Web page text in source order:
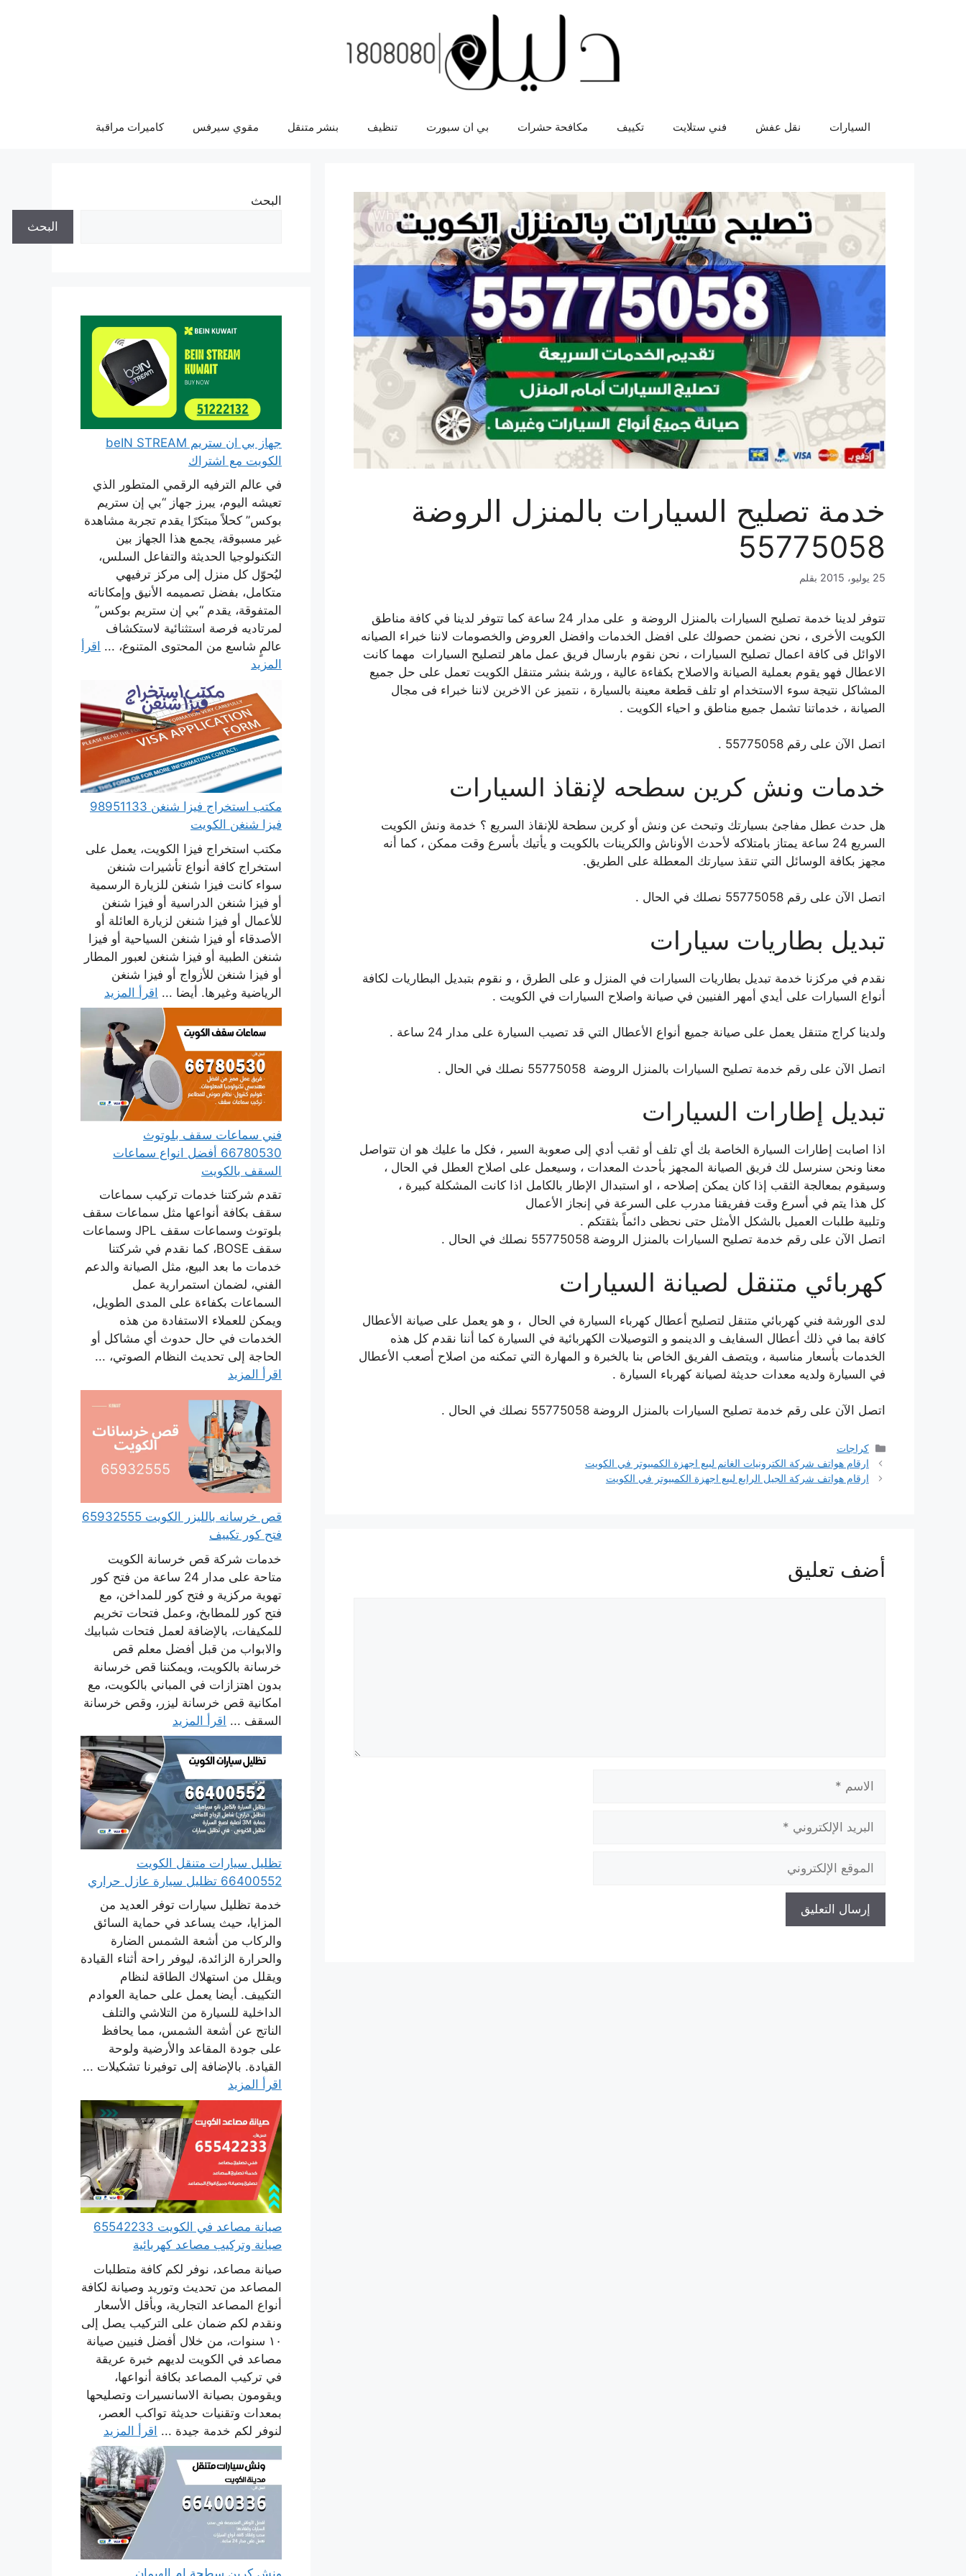
السيارات نقل عفش فني ستلايت تكييف مكافحة حشرات بي ان سبورت تنظيف بنشر متنقل مقوي سيرفس كاميرات مراقبة
خدمة تصليح السيارات بالمنزل الروضة
55775058
25 يوليو، 2015 بقلم
تتوفر لدينا خدمة تصليح السيارات بالمنزل الروضة و على مدار 24 ساعة كما تتوفر لدينا في كافة مناطق
الكويت الأخرى ، نحن نضمن حصولك على افضل الخدمات وافضل العروض والخصومات لاننا خبراء الصيانه
الاوائل فى كافة اعمال تصليح السيارات ، نحن نقوم بارسال فريق عمل ماهر لتصليح السيارات مهما كانت
الاعطال فهو يقوم بعملية الصيانة والاصلاح بكفاءة عالية ، ورشة بنشر متنقل الكويت تعمل على حل جميع
المشاكل نتيجة سوء الاستخدام او تلف قطعة معينة بالسيارة ، نتميز عن الاخرين لاننا خبراء فى مجال
الصيانة ، خدماتنا تشمل جميع مناطق و احياء الكويت .
اتصل الآن على رقم 55775058 .
خدمات ونش كرين سطحه لإنقاذ السيارات
هل حدث عطل مفاجئ بسيارتك وتبحث عن ونش أو كرين سطحة للإنقاذ السريع ؟ خدمة ونش الكويت
السريع 24 ساعة يمتاز بامتلاكه لأحدث الأوناش والكرينات بالكويت و يأتيك بأسرع وقت ممكن ، كما أنه
مجهز بكافة الوسائل التي تنقذ سيارتك المعطلة على الطريق.
اتصل الآن على رقم 55775058 نصلك في الحال .
تبديل بطاريات سيارات
نقدم في مركزنا خدمة تبديل بطاريات السيارات في المنزل و على الطرق ، و نقوم بتبديل البطاريات لكافة
أنواع السيارات على أيدي أمهر الفنيين في صيانة واصلاح السيارات في الكويت .
ولدينا كراج متنقل يعمل على صيانة جميع أنواع الأعطال التي قد تصيب السيارة على مدار 24 ساعة .
اتصل الآن على رقم خدمة تصليح السيارات بالمنزل الروضة 55775058 نصلك في الحال .
تبديل إطارات السيارات
اذا اصابت إطارات السيارة الخاصة بك أي تلف أو ثقب أدي إلى صعوبة السير ، فكل ما عليك هو ان تتواصل
معنا ونحن سنرسل لك فريق الصيانة المجهز بأحدث المعدات ، وسيعمل على اصلاح العطل في الحال ،
وسيقوم بمعالجة الثقب إذا كان يمكن إصلاحه ، او استبدال الإطار بالكامل اذا كانت المشكلة كبيرة ،
كل هذا يتم في أسرع وقت ففريقنا مدرب على السرعة في إنجاز الأعمال
وتلبية طلبات العميل بالشكل الأمثل حتى نحظى دائماً بثقتكم .
اتصل الآن على رقم خدمة تصليح السيارات بالمنزل الروضة 55775058 نصلك في الحال .
كهربائي متنقل لصيانة السيارات
لدى الورشة فني كهربائي متنقل لتصليح أعطال كهرباء السيارة في الحال ، و هو يعمل على صيانة الأعطال
كافة بما في ذلك أعطال السفايف و الدينمو و التوصيلات الكهربائية في السيارة كما أننا نقدم كل هذه
الخدمات بأسعار مناسبة ، ويتصف الفريق الخاص بنا بالخبرة و المهارة التي تمكنه من اصلاح أصعب الأعطال
في السيارة ولديه معدات حديثة لصيانة كهرباء السيارة .
اتصل الآن على رقم خدمة تصليح السيارات بالمنزل الروضة 55775058 نصلك في الحال .
التصنيفات
كراجات
ارقام هواتف شركة الكترونيات الغانم لبيع اجهزة الكمبيوتر في الكويت
ارقام هواتف شركة الجيل الرابع لبيع اجهزة الكمبيوتر في الكويت
أضف تعليق
الاسم
البريد
الإلكتروني
الموقع
الإلكتروني
البحث
البحث
جهاز بي ان ستريم beIN STREAM
الكويت مع اشتراك
في عالم الترفيه الرقمي المتطور الذي
تعيشه اليوم، يبرز جهاز “بي إن ستريم
بوكس” كحلاً مبتكرًا يقدم تجربة مشاهدة
غير مسبوقة، يجمع هذا الجهاز بين
التكنولوجيا الحديثة والتفاعل السلس،
ليُحوّل كل منزل إلى مركز ترفيهي
متكامل، بفضل تصميمه الأنيق وإمكاناته
المتفوقة، يقدم “بي إن ستريم بوكس”
لمرتاديه فرصة استثنائية لاستكشاف
عالمٍ شاسع من المحتوى المتنوع، ... اقرأ
المزيد
مكتب استخراج فيزا شنغن 98951133
فيزا شنغن الكويت
مكتب استخراج فيزا الكويت، يعمل على
استخراج كافة أنواع تأشيرات شنغن
سواء كانت فيزا شنغن للزيارة الرسمية
أو فيزا شنغن الدراسية أو فيزا شنغن
للأعمال أو فيزا شنغن لزيارة العائلة أو
الأصدقاء أو فيزا شنغن السياحية أو فيزا
شنغن الطبية أو فيزا شنغن لعبور المطار
أو فيزا شنغن للأزواج أو فيزا شنغن
الرياضية وغيرها. أيضا ... اقرأ المزيد
فني سماعات سقف بلوتوث
66780530 أفضل انواع سماعات
السقف بالكويت
تقدم شركتنا خدمات تركيب سماعات
سقف بكافة أنواعها مثل سماعات سقف
بلوتوث وسماعات سقف JPL وسماعات
سقف BOSE، كما نقدم في شركتنا
خدمات ما بعد البيع، مثل الصيانة والدعم
الفني، لضمان استمرارية عمل
السماعات بكفاءة على المدى الطويل،
ويمكن للعملاء الاستفادة من هذه
الخدمات في حال حدوث أي مشاكل أو
الحاجة إلى تحديث النظام الصوتي، ...
اقرأ المزيد
قص خرسانه بالليزر الكويت 65932555
فتح كور تكييف
خدمات شركة قص خرسانة الكويت
متاحة على مدار 24 ساعة من فتح كور
تهوية مركزية و فتح كور للمداخن، مع
فتح كور للمطابخ، وعمل فتحات تخريم
للمكيفات، بالإضافة لعمل فتحات شبابيك
والابواب من قبل أفضل معلم قص
خرسانة بالكويت، ويمكننا قص خرسانة
بدون اهتزازات في المباني بالكويت، مع
امكانية قص خرسانة ليزر، وقص خرسانة
السقف ... اقرأ المزيد
تظليل سيارات متنقل الكويت
66400552 تظليل سيارة عازل حراري
خدمة تظليل سيارات توفر العديد من
المزايا، حيث يساعد في حماية السائق
والركاب من أشعة الشمس الضارة
والحرارة الزائدة، ليوفر راحة أثناء القيادة
ويقلل من استهلاك الطاقة لنظام
التكييف. أيضا يعمل على حماية العوادم
الداخلية للسيارة من التلاشي والتلف
الناتج عن أشعة الشمس، مما يحافظ
على جودة المقاعد والأرضية ولوحة
القيادة. بالإضافة إلى توفيرنا تشكيلات ...
اقرأ المزيد
صيانة مصاعد في الكويت 65542233
صيانة وتركيب مصاعد كهربائية
صيانة مصاعد، نوفر لكم كافة متطلبات
المصاعد من تحديث وتوريد وصيانة لكافة
أنواع المصاعد التجارية، وبأقل الأسعار
ونقدم لكم ضمان على التركيب يصل إلى
١٠ سنوات، من خلال أفضل فنيين صيانة
مصاعد في الكويت لديهم خبرة عريقة
في تركيب المصاعد بكافة أنواعها،
ويقومون بصيانة الاسانسيرات وتصليحها
بمعدات وتقنيات حديثة تواكب العصر،
لنوفر لكم خدمة جيدة ... اقرأ المزيد
ونش كرين سطحة ام الهيمان